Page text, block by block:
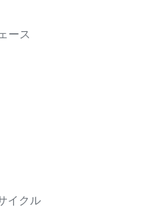
ース
イクル